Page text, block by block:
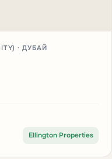
· ДУБАЙ
Ellington Properties